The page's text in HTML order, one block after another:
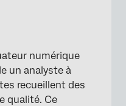
×
numérique
un analyste à
recueillent des
qualité. Ce